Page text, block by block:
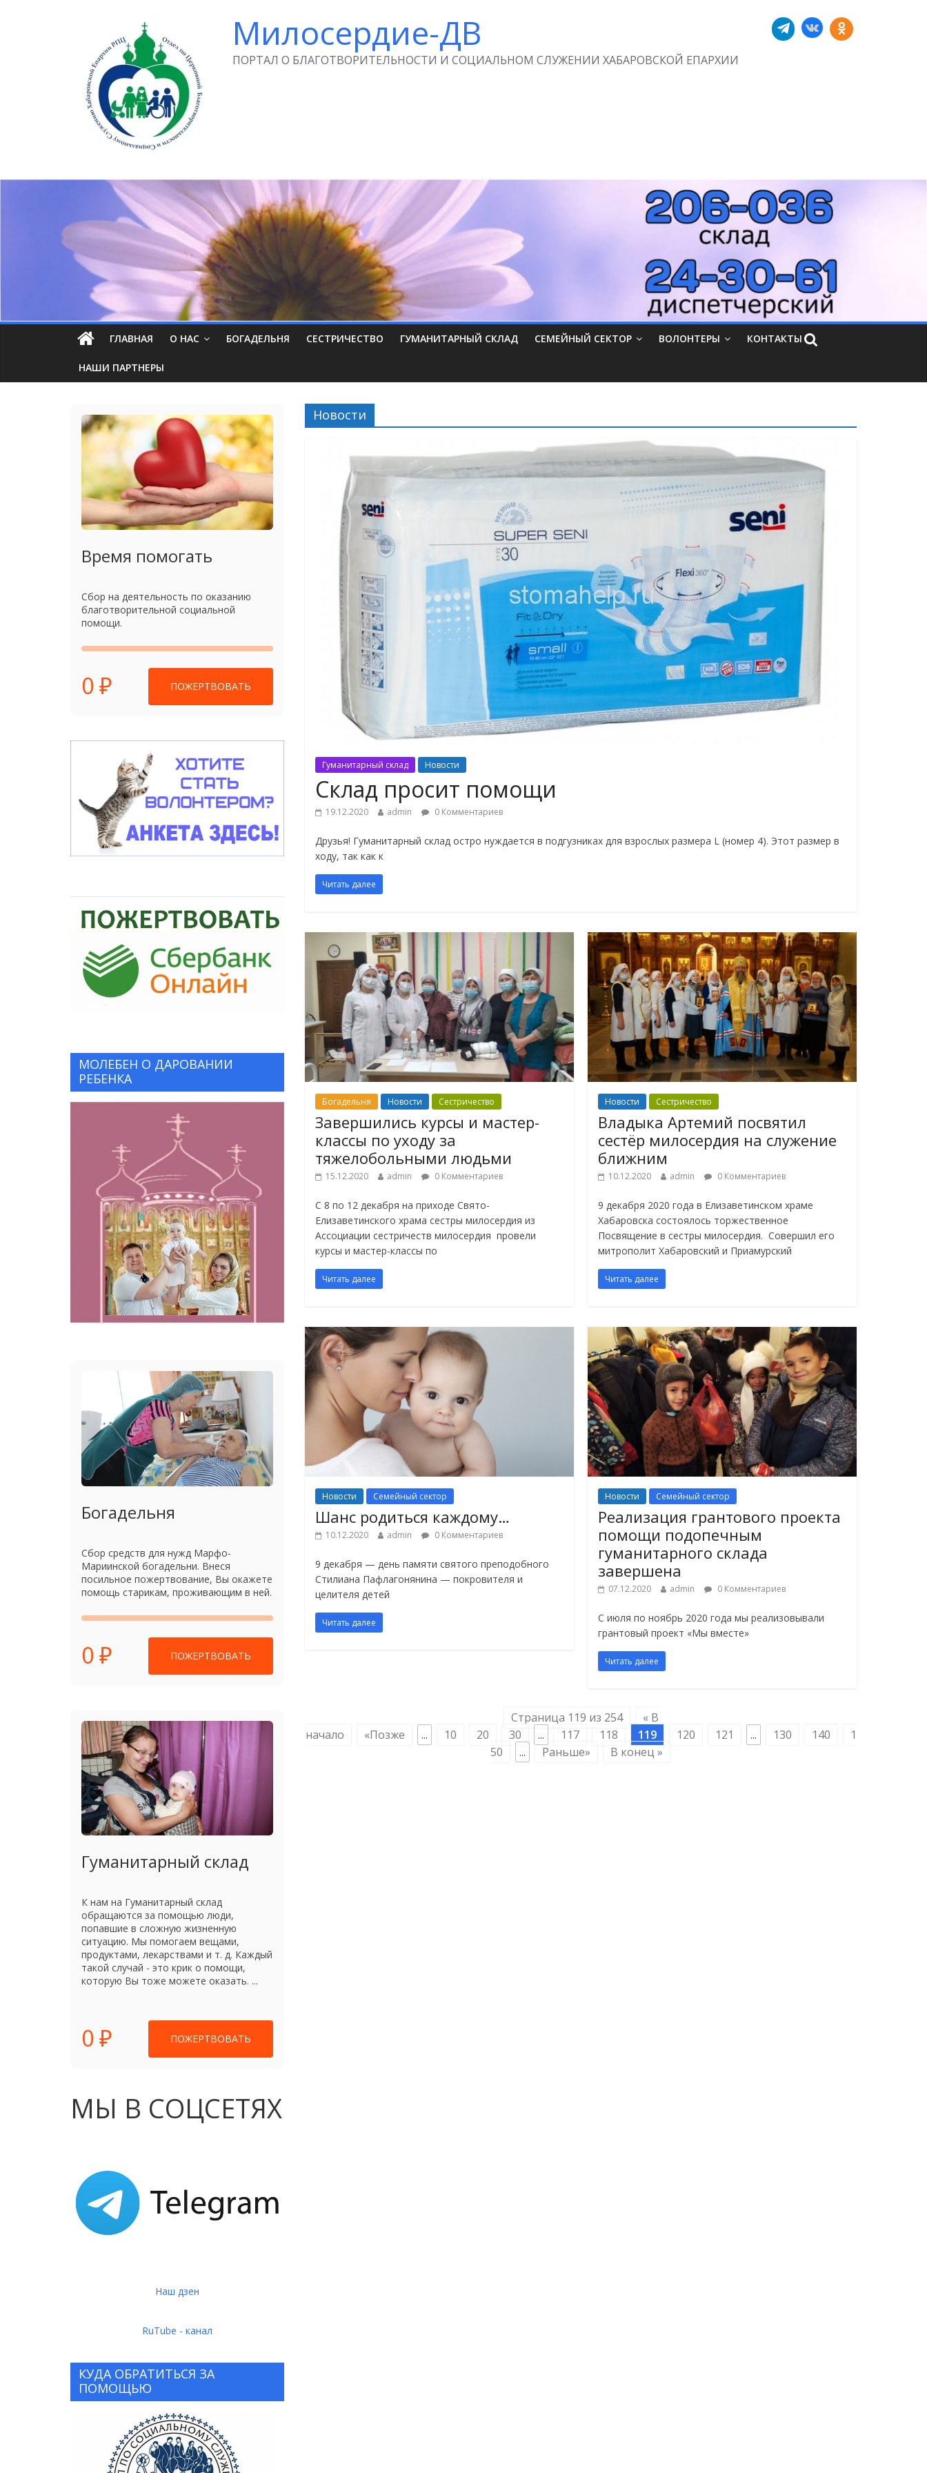
Милосердие-ДВ
ПОРТАЛ О БЛАГОТВОРИТЕЛЬНОСТИ И СОЦИАЛЬНОМ СЛУЖЕНИИ ХАБАРОВСКОЙ ЕПАРХИИ
ГЛАВНАЯ О НАС БОГАДЕЛЬНЯ СЕСТРИЧЕСТВО ГУМАНИТАРНЫЙ СКЛАД СЕМЕЙНЫЙ СЕКТОР ВОЛОНТЕРЫ КОНТАКТЫ
НАШИ ПАРТНЕРЫ
Новости
Гуманитарный склад Новости
Склад просит помощи
19.12.2020 admin 0 Комментариев
Друзья! Гуманитарный склад остро нуждается в подгузниках для взрослых размера L (номер 4). Этот размер в
ходу, так как к
Читать далее
Богадельня Новости Сестричество
Завершились курсы и мастер-
классы по уходу за
тяжелобольными людьми
15.12.2020 admin 0 Комментариев
С 8 по 12 декабря на приходе Свято-
Елизаветинского храма сестры милосердия из
Ассоциации сестричеств милосердия провели
курсы и мастер-классы по
Читать далее
Новости Сестричество
Владыка Артемий посвятил
сестёр милосердия на служение
ближним
10.12.2020 admin 0 Комментариев
9 декабря 2020 года в Елизаветинском храме
Хабаровска состоялось торжественное
Посвящение в сестры милосердия. Совершил его
митрополит Хабаровский и Приамурский
Читать далее
Новости Семейный сектор
Шанс родиться каждому…
10.12.2020 admin 0 Комментариев
9 декабря — день памяти святого преподобного
Стилиана Пафлагонянина — покровителя и
целителя детей
Читать далее
Новости Семейный сектор
Реализация грантового проекта
помощи подопечным
гуманитарного склада
завершена
07.12.2020 admin 0 Комментариев
С июля по ноябрь 2020 года мы реализовывали
грантовый проект «Мы вместе»
Читать далее
Страница 119 из 254
« В
начало
«Позже ... 10 20 30 ... 117 118 119 120 121 ... 130 140
1
50
... Раньше» В конец »
Время помогать
Сбор на деятельность по оказанию
благотворительной социальной
помощи.
0 ₽ ПОЖЕРТВОВАТЬ
МОЛЕБЕН О ДАРОВАНИИ
РЕБЕНКА
Богадельня
Сбор средств для нужд Марфо-
Мариинской богадельни. Внеся
посильное пожертвование, Вы окажете
помощь старикам, проживающим в ней.
0 ₽ ПОЖЕРТВОВАТЬ
Гуманитарный склад
К нам на Гуманитарный склад
обращаются за помощью люди,
попавшие в сложную жизненную
ситуацию. Мы помогаем вещами,
продуктами, лекарствами и т. д. Каждый
такой случай - это крик о помощи,
которую Вы тоже можете оказать. ...
0 ₽ ПОЖЕРТВОВАТЬ
МЫ В СОЦСЕТЯХ
Наш дзен
RuTube - канал
КУДА ОБРАТИТЬСЯ ЗА
ПОМОЩЬЮ